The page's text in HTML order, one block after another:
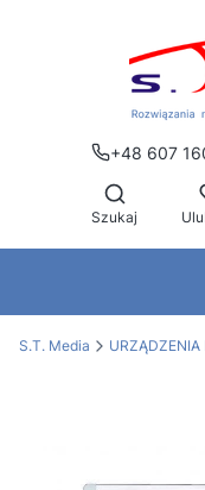
+48 607
Otwórz
Szukaj
S.T. Media URZĄDZENIA